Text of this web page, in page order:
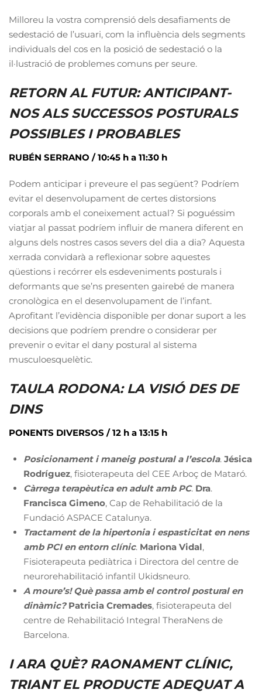
Milloreu la vostra comprensió dels desafiaments de
sedestació de l’usuari, com la influència dels segments
individuals del cos en la posició de sedestació o la
il·lustració de problemes comuns per seure.
RETORN AL FUTUR: ANTICIPANT-
NOS ALS SUCCESSOS POSTURALS
POSSIBLES I PROBABLES
RUBÉN SERRANO / 10:45 h a 11:30 h
Podem anticipar i preveure el pas següent? Podríem
evitar el desenvolupament de certes distorsions
corporals amb el coneixement actual? Si poguéssim
viatjar al passat podríem influir de manera diferent en
alguns dels nostres casos severs del dia a dia? Aquesta
xerrada convidarà a reflexionar sobre aquestes
qüestions i recórrer els esdeveniments posturals i
deformants que se’ns presenten gairebé de manera
cronològica en el desenvolupament de l’infant.
Aprofitant l’evidència disponible per donar suport a les
decisions que podríem prendre o considerar per
prevenir o evitar el dany postural al sistema
musculoesquelètic.
TAULA RODONA: LA VISIÓ DES DE
DINS
PONENTS DIVERSOS /12 h a 13:15 h
Posicionament i maneig postural a l’escola. Jésica
Rodríguez, fisioterapeuta del CEE Arboç de Mataró.
Càrrega terapèutica en adult amb PC. Dra.
Francisca Gimeno, Cap de Rehabilitació de la
Fundació ASPACE Catalunya.
Tractament de la hipertonia i espasticitat en nens
amb PCI en entorn clínic. Mariona Vidal,
Fisioterapeuta pediàtrica i Directora del centre de
neurorehabilitació infantil Ukidsneuro.
A moure’s! Què passa amb el control postural en
dinàmic? Patricia Cremades, fisioterapeuta del
centre de Rehabilitació Integral TheraNens de
Barcelona.
I ARA QUÈ? RAONAMENT CLÍNIC,
TRIANT EL PRODUCTE ADEQUAT A